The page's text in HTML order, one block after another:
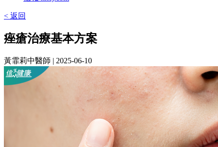
< 返回
痤瘡治療基本方案
黃霏莉中醫師 | 2025-06-10